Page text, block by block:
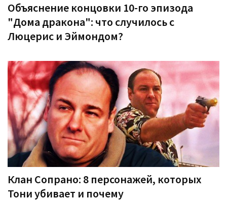
Объяснение концовки 10-го эпизода
"Дома дракона": что случилось с
Люцерис и Эймондом?
Клан Сопрано: 8 персонажей, которых
Тони убивает и почему